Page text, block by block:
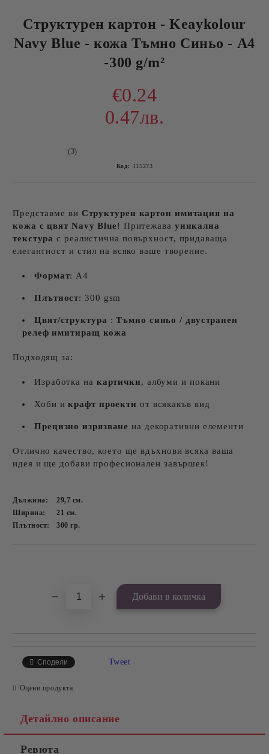
Структурен картон - Keaykolour
Navy Blue - кожа Тъмно Синьо - A4
-300 g/m²
€0.24
0.47лв.
(3)
Код: 115273
Представме ви Структурен картон​ имитация на
кожа с цвят Navy Blue! Притежава уникална
текстура с реалистична повърхност, придаваща
елегантност и стил на всяко ваше творение.
Формат: A4
Плътност: 300 gsm
Цвят/структура :Тъмно синьо / двустранен
релеф имитиращ кожа
Подходящ за:
Изработка на картички, албуми и покани
Хоби икрафт проекти от всякакъв вид
Прецизно изрязване на декоративни елементи
Отлично качество, което ще вдъхнови всяка ваша
идея и ще добави професионален завършек!
Дължина: 29,7 см.
Ширина:
21 см.
Плътност:
300гр.
Сподели Tweet
Оцени продукта
Детайлно описание
Ревюта